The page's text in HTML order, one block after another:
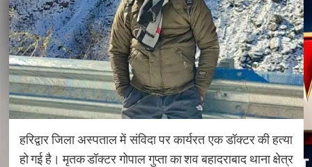
हरिद्वार जिला अस्पताल में संविदा पर कार्यरत एक डॉक्टर की हत्या
हो गई है। मृतक डॉक्टर गोपाल गुप्ता का शव बहादराबाद थाना क्षेत्र